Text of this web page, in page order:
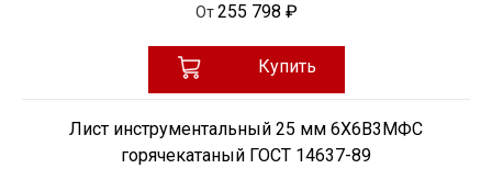
От 255 798 ₽
Купить
Лист инструментальный 25 мм 6Х6В3МФС
горячекатаный ГОСТ 14637-89